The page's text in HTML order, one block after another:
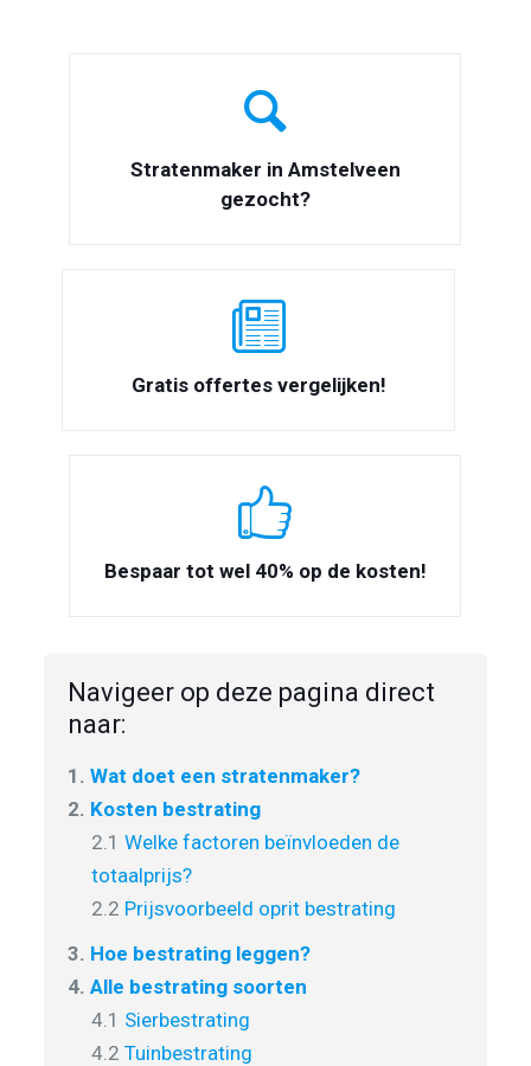
Stratenmaker in Amstelveen
gezocht?
Gratis offertes vergelijken!
Bespaar tot wel 40% op de kosten!
Navigeer op deze pagina direct
naar:
1. Wat doet een stratenmaker?
2. Kosten bestrating
2.1 Welke factoren beïnvloeden de
totaalprijs?
2.2 Prijsvoorbeeld oprit bestrating
3. Hoe bestrating leggen?
4. Alle bestrating soorten
4.1 Sierbestrating
4.2 Tuinbestrating